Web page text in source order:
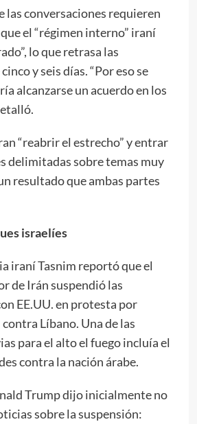
las conversaciones requieren
el “régimen interno” iraní
lo que retrasa las
y seis días. “Por eso se
alcanzarse un acuerdo en los
“reabrir el estrecho” y entrar
delimitadas sobre temas muy
resultado que ambas partes
israelíes
iraní Tasnim reportó que el
de Irán suspendió las
EE.UU. en protesta por
Líbano. Una de las
para el alto el fuego incluía el
contra la nación árabe.
Trump dijo inicialmente no
sobre la suspensión: